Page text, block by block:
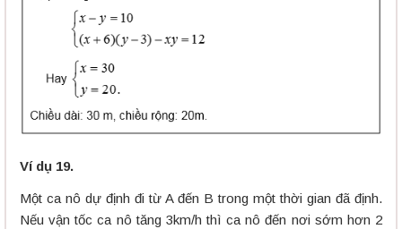
Ví dụ 19.
Một ca nô dự định đi từ A đến B trong một thời gian đã định.
Nếu vận tốc ca nô tăng 3km/h thì ca nô đến nơi sớm hơn 2